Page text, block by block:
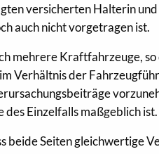
versicherten Halterin
auch nicht vorgetragen ist.
mehrere Kraftfahrzeuge,
Verhältnis der
Einzelfalls maßgeblich ist.
beide Seiten gleichwertige